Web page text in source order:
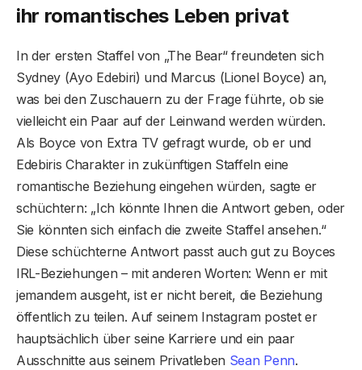
ihr romantisches Leben privat
In der ersten Staffel von „The Bear“ freundeten sich
Sydney (Ayo Edebiri) und Marcus (Lionel Boyce) an,
was bei den Zuschauern zu der Frage führte, ob sie
vielleicht ein Paar auf der Leinwand werden würden.
Als Boyce von Extra TV gefragt wurde, ob er und
Edebiris Charakter in zukünftigen Staffeln eine
romantische Beziehung eingehen würden, sagte er
schüchtern: „Ich könnte Ihnen die Antwort geben, oder
Sie könnten sich einfach die zweite Staffel ansehen.“
Diese schüchterne Antwort passt auch gut zu Boyces
IRL-Beziehungen – mit anderen Worten: Wenn er mit
jemandem ausgeht, ist er nicht bereit, die Beziehung
öffentlich zu teilen. Auf seinem Instagram postet er
hauptsächlich über seine Karriere und ein paar
Ausschnitte aus seinem Privatleben Sean Penn.